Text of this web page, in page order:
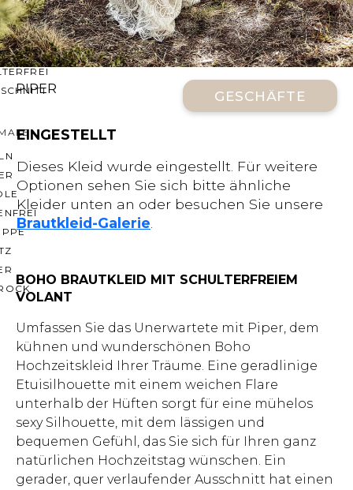
AUSSCHNITT
PIPER GESCHÄFTE
EINGESTELLT
Dieses Kleid wurde eingestellt. Für weitere
Optionen sehen Sie sich bitte ähnliche
Kleider unten an oder besuchen Sie unsere
Brautkleid-Galerie.
BOHO BRAUTKLEID MIT SCHULTERFREIEM
VOLANT
Umfassen Sie das Unerwartete mit Piper, dem
kühnen und wunderschönen Boho
Hochzeitskleid Ihrer Träume. Eine geradlinige
Etuisilhouette mit einem weichen Flare
unterhalb der Hüften sorgt für eine mühelos
sexy Silhouette, mit dem lässigen und
bequemen Gefühl, das Sie sich für Ihren ganz
natürlichen Hochzeitstag wünschen. Ein
gerader, quer verlaufender Ausschnitt hat einen